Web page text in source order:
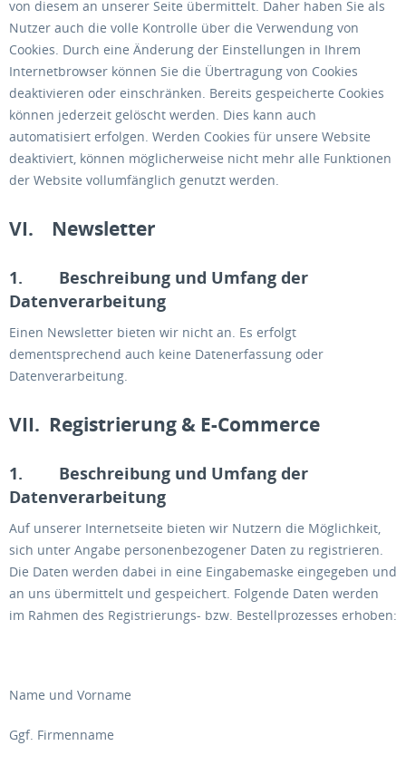
von diesem an unserer Seite übermittelt. Daher haben Sie als
Nutzer auch die volle Kontrolle über die Verwendung von
Cookies. Durch eine Änderung der Einstellungen in Ihrem
Internetbrowser können Sie die Übertragung von Cookies
deaktivieren oder einschränken. Bereits gespeicherte Cookies
können jederzeit gelöscht werden. Dies kann auch
automatisiert erfolgen. Werden Cookies für unsere Website
deaktiviert, können möglicherweise nicht mehr alle Funktionen
der Website vollumfänglich genutzt werden.
VI. Newsletter
1. Beschreibung und Umfang der
Datenverarbeitung
Einen Newsletter bieten wir nicht an. Es erfolgt
dementsprechend auch keine Datenerfassung oder
Datenverarbeitung.
VII. Registrierung & E-Commerce
1. Beschreibung und Umfang der
Datenverarbeitung
Auf unserer Internetseite bieten wir Nutzern die Möglichkeit,
sich unter Angabe personenbezogener Daten zu registrieren.
Die Daten werden dabei in eine Eingabemaske eingegeben und
an uns übermittelt und gespeichert. Folgende Daten werden
im Rahmen des Registrierungs- bzw. Bestellprozesses erhoben:
Name und Vorname
Ggf. Firmenname